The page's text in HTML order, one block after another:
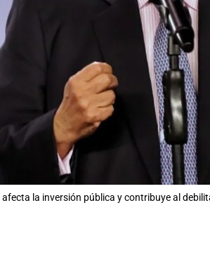
la inversión pública y contribuye al